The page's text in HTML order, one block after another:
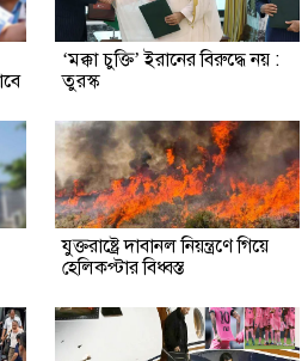
‘মক্কা চুক্তি’ ইরানের বিরুদ্ধে নয় :
তুরস্ক
যুক্তরাষ্ট্রে দাবানল নিয়ন্ত্রণে গিয়ে
হেলিকপ্টার বিধ্বস্ত